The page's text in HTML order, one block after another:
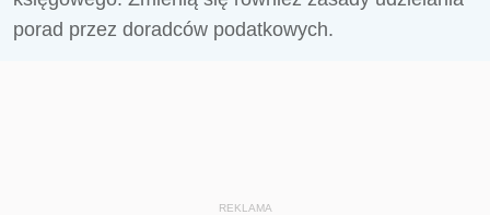
porad przez doradców podatkowych.
REKLAMA